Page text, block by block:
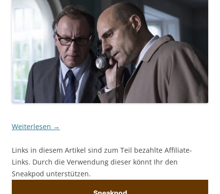
Weiterlesen →
Links in diesem Artikel sind zum Teil bezahlte Affiliate-
Links. Durch die Verwendung dieser könnt Ihr den
Sneakpod unterstützen.